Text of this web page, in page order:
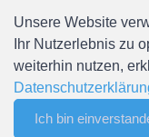
Unsere Website
Ihr Nutzerlebnis zu
weiterhin nutzen,
Ich bin